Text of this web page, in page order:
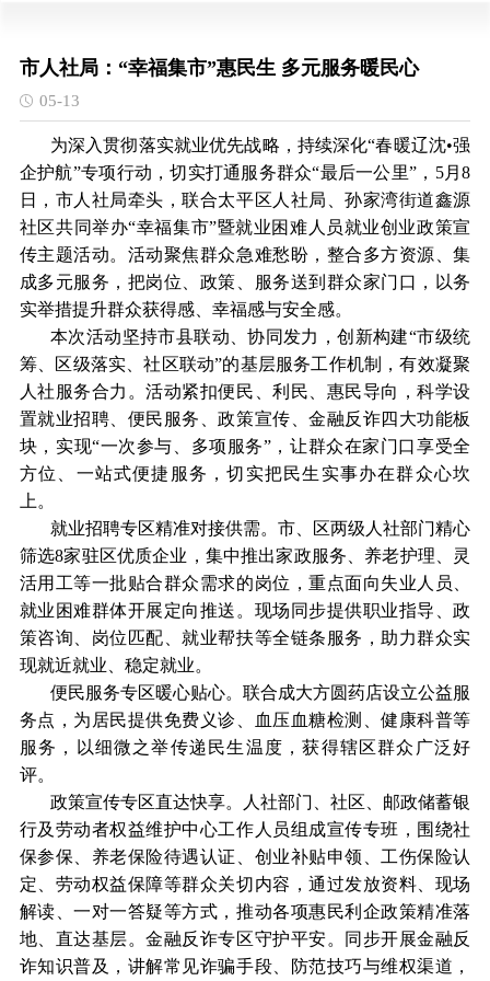
市人社局：“幸福集市”惠民生 多元服务暖民心
05-13
为深入贯彻落实就业优先战略，持续深化“春暖辽沈•强
企护航”专项行动，切实打通服务群众“最后一公里”，5月8
日，市人社局牵头，联合太平区人社局、孙家湾街道鑫源
社区共同举办“幸福集市”暨就业困难人员就业创业政策宣
传主题活动。活动聚焦群众急难愁盼，整合多方资源、集
成多元服务，把岗位、政策、服务送到群众家门口，以务
实举措提升群众获得感、幸福感与安全感。
本次活动坚持市县联动、协同发力，创新构建“市级统
筹、区级落实、社区联动”的基层服务工作机制，有效凝聚
人社服务合力。活动紧扣便民、利民、惠民导向，科学设
置就业招聘、便民服务、政策宣传、金融反诈四大功能板
块，实现“一次参与、多项服务”，让群众在家门口享受全
方位、一站式便捷服务，切实把民生实事办在群众心坎
上。
就业招聘专区精准对接供需。市、区两级人社部门精心
筛选8家驻区优质企业，集中推出家政服务、养老护理、灵
活用工等一批贴合群众需求的岗位，重点面向失业人员、
就业困难群体开展定向推送。现场同步提供职业指导、政
策咨询、岗位匹配、就业帮扶等全链条服务，助力群众实
现就近就业、稳定就业。
便民服务专区暖心贴心。联合成大方圆药店设立公益服
务点，为居民提供免费义诊、血压血糖检测、健康科普等
服务，以细微之举传递民生温度，获得辖区群众广泛好
评。
政策宣传专区直达快享。人社部门、社区、邮政储蓄银
行及劳动者权益维护中心工作人员组成宣传专班，围绕社
保参保、养老保险待遇认证、创业补贴申领、工伤保险认
定、劳动权益保障等群众关切内容，通过发放资料、现场
解读、一对一答疑等方式，推动各项惠民利企政策精准落
地、直达基层。金融反诈专区守护平安。同步开展金融反
诈知识普及，讲解常见诈骗手段、防范技巧与维权渠道，